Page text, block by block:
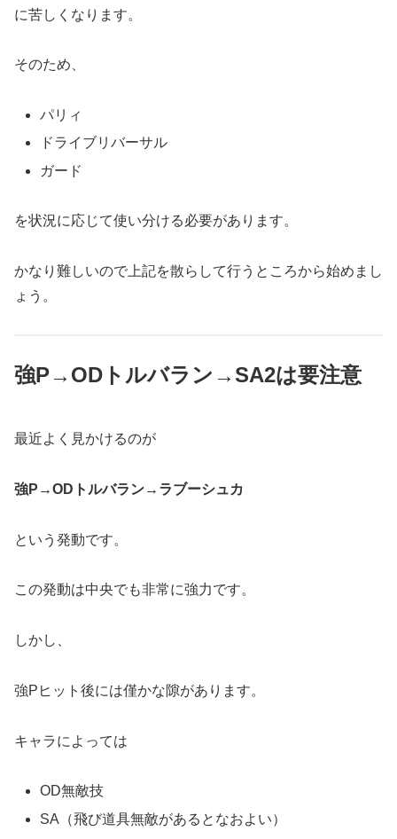
に苦しくなります。
そのため、
パリィ
ドライブリバーサル
ガード
を状況に応じて使い分ける必要があります。
かなり難しいので上記を散らして行うところから始めまし
ょう。
強P→ODトルバラン→SA2は要注意
最近よく見かけるのが
強P→ODトルバラン→ラブーシュカ
という発動です。
この発動は中央でも非常に強力です。
しかし、
強Pヒット後には僅かな隙があります。
キャラによっては
OD無敵技
SA（飛び道具無敵があるとなおよい）